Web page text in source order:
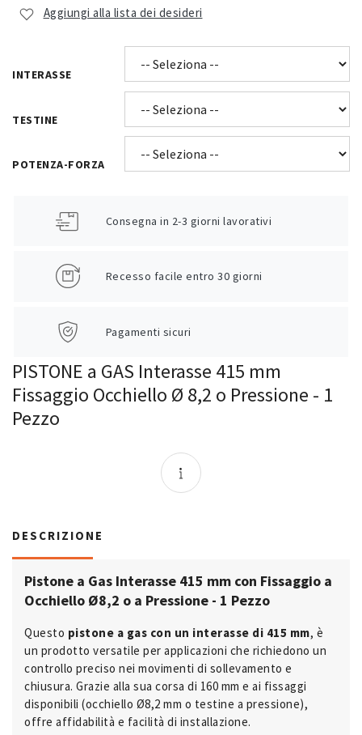
Aggiungi alla lista dei desideri
INTERASSE
TESTINE
POTENZA-FORZA
Consegna in 2-3 giorni lavorativi
Recesso facile entro 30 giorni
Pagamenti sicuri
PISTONE a GAS Interasse 415 mm
Fissaggio Occhiello Ø 8,2 o Pressione - 1
Pezzo
DESCRIZIONE
Pistone a Gas Interasse 415 mm con Fissaggio a
Occhiello Ø8,2 o a Pressione - 1 Pezzo
Questo pistone a gas con un interasse di 415 mm, è
un prodotto versatile per applicazioni che richiedono un
controllo preciso nei movimenti di sollevamento e
chiusura. Grazie alla sua corsa di 160 mm e ai fissaggi
disponibili (occhiello Ø8,2 mm o testine a pressione),
offre affidabilità e facilità di installazione.